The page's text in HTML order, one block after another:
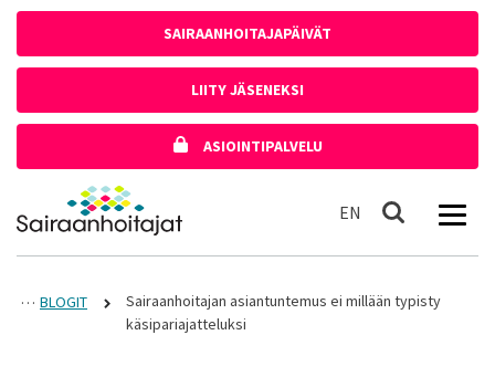
SAIRAANHOITAJAPÄIVÄT
LIITY JÄSENEKSI
ASIOINTIPALVELU
Etusivulle
EN In English
Haku
BLOGIT
Sairaanhoitajan asiantuntemus ei millään typisty
käsipariajatteluksi